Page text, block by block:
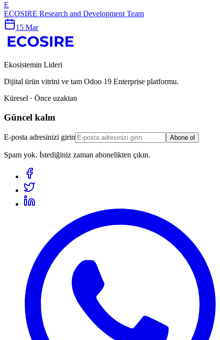
E
ECOSIRE Research and Development Team
15 Mar
Ekosistemin Lideri
Dijital ürün vitrini ve tam Odoo 19 Enterprise platformu.
Küresel · Önce uzaktan
Güncel kalın
E-posta adresinizi girin Abone ol
Spam yok. İstediğiniz zaman abonelikten çıkın.